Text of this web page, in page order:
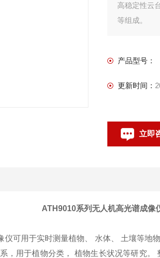
高稳定性云
等组成。
产品型号：
更新时间：
立即
ATH9010系列无人机高光谱成像
用于实时测量植物、 水体、 土壤等地物
，用于植物分类， 植物生长状况等研究